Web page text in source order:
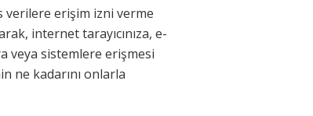
verilere erişim izni verme
internet tarayıcınıza, e-
veya sistemlere erişmesi
ne kadarını onlarla